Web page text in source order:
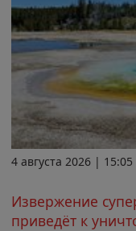
4 августа 2026 | 15:05
Извержение
приведёт к